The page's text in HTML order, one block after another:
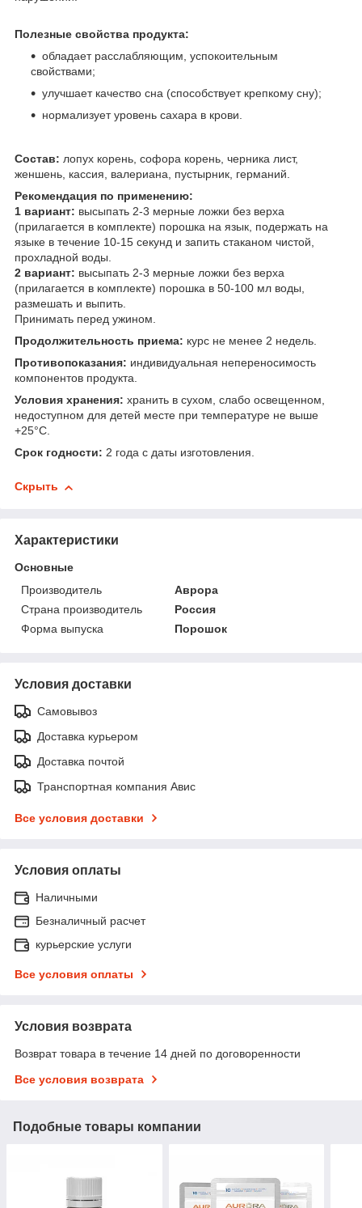
Полезные свойства продукта:
обладает расслабляющим, успокоительным
свойствами;
улучшает качество сна (способствует крепкому сну);
нормализует уровень сахара в крови.
Состав: лопух корень, софора корень, черника лист,
женшень, кассия, валериана, пустырник, германий.
Рекомендация по применению:
1 вариант: высыпать 2-3 мерные ложки без верха
(прилагается в комплекте) порошка на язык, подержать на
языке в течение 10-15 секунд и запить стаканом чистой,
прохладной воды.
2 вариант: высыпать 2-3 мерные ложки без верха
(прилагается в комплекте) порошка в 50-100 мл воды,
размешать и выпить.
Принимать перед ужином.
Продолжительность приема: курс не менее 2 недель.
Противопоказания: индивидуальная непереносимость
компонентов продукта.
Условия хранения: хранить в сухом, слабо освещенном,
недоступном для детей месте при температуре не выше
+25°С.
Срок годности: 2 года с даты изготовления.
Скрыть
Характеристики
Основные
Производитель
Аврора
Страна производитель
Россия
Форма выпуска
Порошок
Условия доставки
Самовывоз
Доставка курьером
Доставка почтой
Транспортная компания Авис
Все условия доставки
Условия оплаты
Наличными
Безналичный расчет
курьерские услуги
Все условия оплаты
Условия возврата
Возврат товара в течение 14 дней по договоренности
Все условия возврата
Подобные товары компании